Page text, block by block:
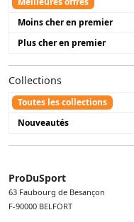
Moins cher en premier
Plus cher en premier
Collections
Toutes les collections
Nouveautés
ProDuSport
63 Faubourg de Besançon
F-90000 BELFORT